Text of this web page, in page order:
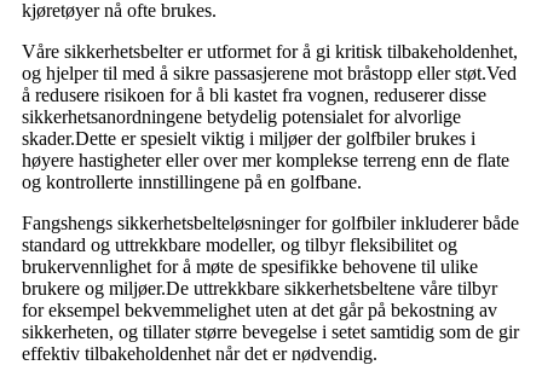
kjøretøyer nå ofte brukes.
Våre sikkerhetsbelter er utformet for å gi kritisk tilbakeholdenhet,
og hjelper til med å sikre passasjerene mot bråstopp eller støt.Ved
å redusere risikoen for å bli kastet fra vognen, reduserer disse
sikkerhetsanordningene betydelig potensialet for alvorlige
skader.Dette er spesielt viktig i miljøer der golfbiler brukes i
høyere hastigheter eller over mer komplekse terreng enn de flate
og kontrollerte innstillingene på en golfbane.
Fangshengs sikkerhetsbelteløsninger for golfbiler inkluderer både
standard og uttrekkbare modeller, og tilbyr fleksibilitet og
brukervennlighet for å møte de spesifikke behovene til ulike
brukere og miljøer.De uttrekkbare sikkerhetsbeltene våre tilbyr
for eksempel bekvemmelighet uten at det går på bekostning av
sikkerheten, og tillater større bevegelse i setet samtidig som de gir
effektiv tilbakeholdenhet når det er nødvendig.